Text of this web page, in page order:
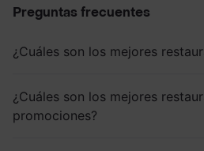
Preguntas frecuentes
¿Cuáles son los mejores
¿Cuáles son los mejores
promociones?